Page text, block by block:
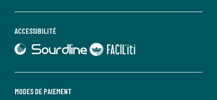
MODES DE PAIEMENT
ACCESSIBILITÉ
lien vers Sourdline
lien vers Faciliti